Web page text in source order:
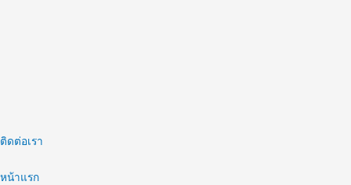
ติดต่อเรา
หน้าแรก